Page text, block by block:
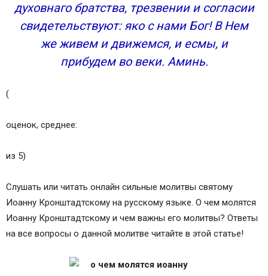
духовнаго братства, трезвении и согласии
свидетельствуют: яко с нами Бог! В Нем
же живем и движемся, и есмы, и
прибудем во веки. Аминь.
(
оценок, среднее:
из 5)
Слушать или читать онлайн сильные молитвы святому
Иоанну Кронштадтскому на русскому языке. О чем молятся
Иоанну Кронштадтскому и чем важны его молитвы? Ответы
на все вопросы о данной молитве читайте в этой статье!